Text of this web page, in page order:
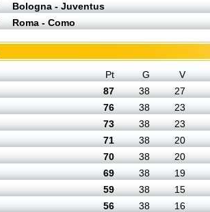
Bologna - Juventus
Roma - Como
Pt G
V
87 38
27
76 38
23
73 38
23
71 38
20
70 38
20
69 38
19
59 38
15
56 38
16